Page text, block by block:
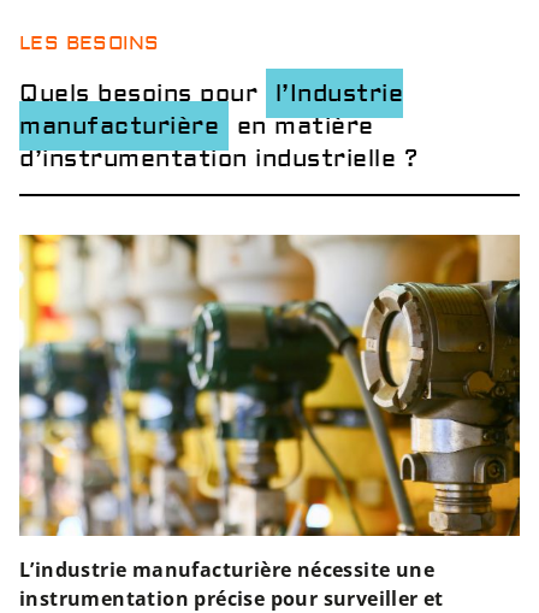
LES BESOINS
Quels besoins pour
l’Industrie
manufacturière
en matière
d’instrumentation industrielle ?
L’industrie manufacturière nécessite une
instrumentation précise pour surveiller et